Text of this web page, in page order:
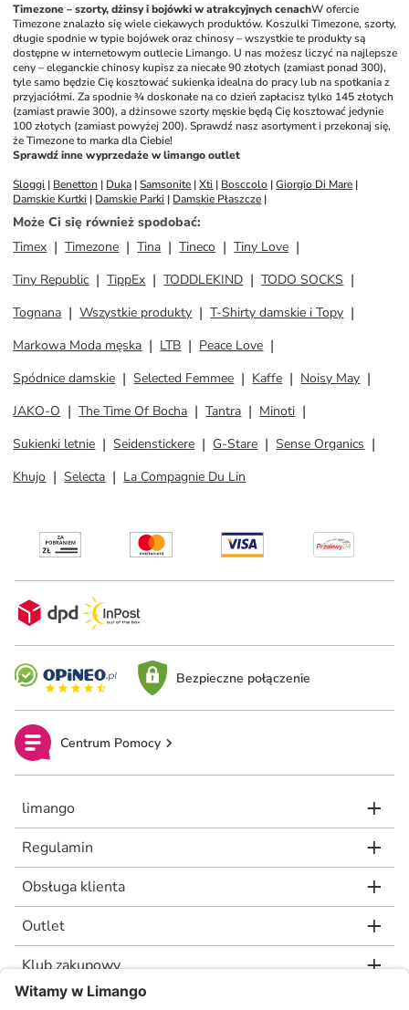
Timezone – szorty, dżinsy i bojówki w atrakcyjnych cenachW ofercie
Timezone znalazło się wiele ciekawych produktów. Koszulki Timezone, szorty,
długie spodnie w typie bojówek oraz chinosy – wszystkie te produkty są
dostępne w internetowym outlecie Limango. U nas możesz liczyć na najlepsze
ceny – eleganckie chinosy kupisz za niecałe 90 złotych (zamiast ponad 300),
tyle samo będzie Cię kosztować sukienka idealna do pracy lub na spotkania z
przyjaciółmi. Za spodnie ¾ doskonałe na co dzień zapłacisz tylko 145 złotych
(zamiast prawie 300), a dżinsowe szorty męskie będą Cię kosztować jedynie
100 złotych (zamiast powyżej 200). Sprawdź nasz asortyment i przekonaj się,
że Timezone to marka dla Ciebie!
Sprawdź inne wyprzedaże w limango outlet
Sloggi | Benetton | Duka | Samsonite | Xti | Bosccolo | Giorgio Di Mare
Damskie Kurtki | Damskie Parki | Damskie Płaszcze |
Może Ci się również spodobać:
Timex
Timezone Tina Tineco
Tiny Love
Tiny Republic
TippEx TODDLEKIND
TODO SOCKS
Tognana
Wszystkie produkty
T-Shirty damskie i Topy
Markowa Moda męska
LTB
Peace Love
Spódnice damskie
Selected Femmee Kaffe
Noisy May
JAKO-O
The Time Of Bocha Tantra
Minoti
Sukienki letnie
Seidenstickere G-Stare
Sense Organics
Khujo
Selecta La Compagnie Du Lin
Bezpieczne połączenie
Centrum Pomocy
limango
Regulamin
Obsługa klienta
Outlet
Klub zakupowy